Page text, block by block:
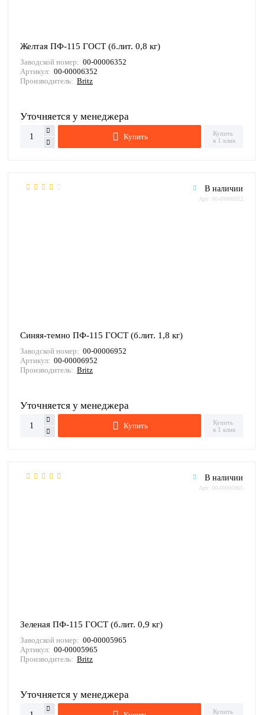
Желтая ПФ-115 ГОСТ (б.лит. 0,8 кг)
Заводской номер: 00-00006352
Артикул: 00-00006352
Производитель: Britz
Уточняется у менеджера
Купить
Купить
в 1 клик
В наличии
Арт: 00-00006952
Синяя-темно ПФ-115 ГОСТ (б.лит. 1,8 кг)
Заводской номер: 00-00006952
Артикул: 00-00006952
Производитель: Britz
Уточняется у менеджера
Купить
Купить
в 1 клик
В наличии
Арт: 00-00005965
Зеленая ПФ-115 ГОСТ (б.лит. 0,9 кг)
Заводской номер: 00-00005965
Артикул: 00-00005965
Производитель: Britz
Уточняется у менеджера
Купить